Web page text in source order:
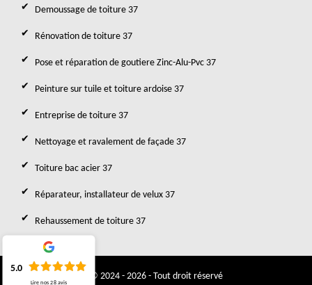
Demoussage de toiture 37
Rénovation de toiture 37
Pose et réparation de goutiere Zinc-Alu-Pvc 37
Peinture sur tuile et toiture ardoise 37
Entreprise de toiture 37
Nettoyage et ravalement de façade 37
Toiture bac acier 37
Réparateur, installateur de velux 37
Rehaussement de toiture 37
© 2024 - 2026 - Tout droit réservé
5.0
Lire nos28 avis